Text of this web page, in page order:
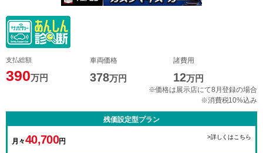
支払総額
390万円
車両価格
378万円
諸費用
12万円
※価格は展示店にて8月登録の場合
※消費税10%込み
残価設定型プラン
月々40,700円
>詳しくはこちら